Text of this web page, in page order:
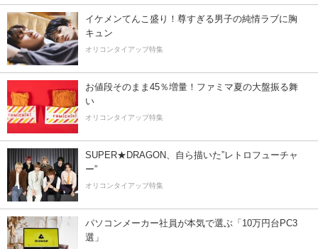
イケメンてんこ盛り！尊すぎる男子の純情ラブに胸
キュン
オリコンタイアップ特集
お値段そのまま45％増量！ファミマ夏の大盤振る舞
い
オリコンタイアップ特集
SUPER★DRAGON、自ら描いた”レトロフューチャ
ー”
オリコンタイアップ特集
パソコンメーカー社員が本気で選ぶ「10万円台PC3
選」